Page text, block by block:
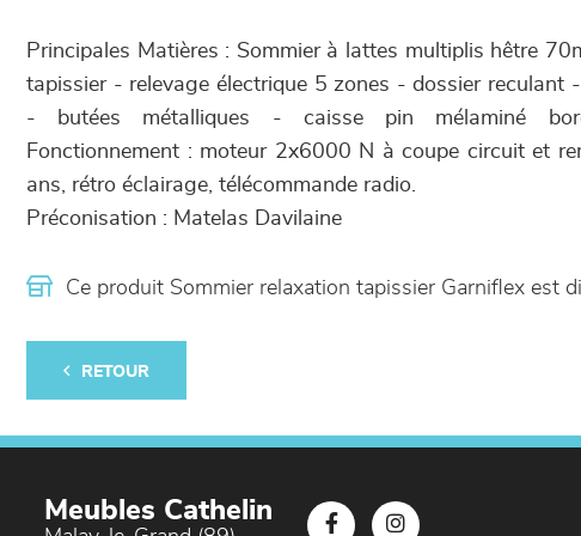
Principales Matières : Sommier à lattes multiplis hêtre
tapissier - relevage électrique 5 zones - dossier reculant
- butées métalliques - caisse pin mélaminé
Fonctionnement : moteur 2x6000 N à coupe circuit et
ans, rétro éclairage, télécommande radio.
Préconisation : Matelas Davilaine
Ce produit Sommier relaxation tapissier Garniflex est
RETOUR
Meubles Cathelin